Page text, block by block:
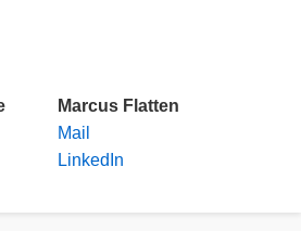
Marcus Flatten
Mail
LinkedIn